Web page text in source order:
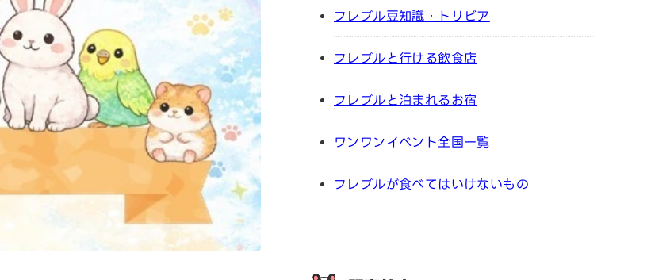
フレブル豆知識・トリビア
フレブルと行ける飲食店
フレブルと泊まれるお宿
ワンワンイベント全国一覧
フレブルが食べてはいけないもの